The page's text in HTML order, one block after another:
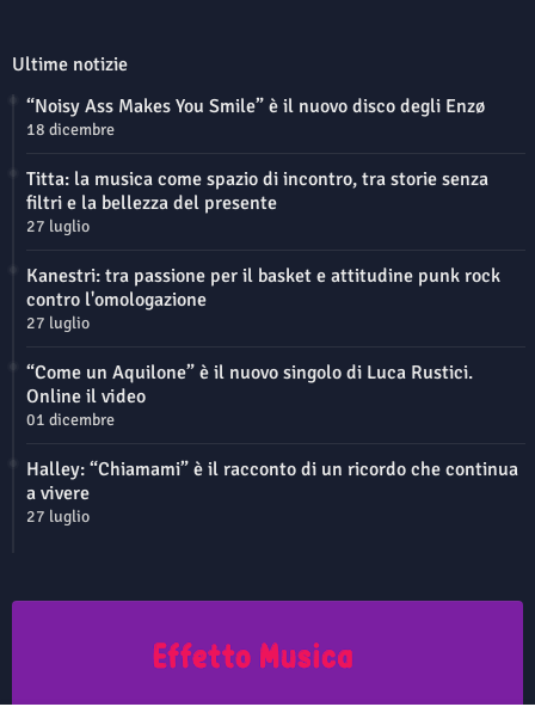
Ultime notizie
“Noisy Ass Makes You Smile” è il nuovo disco degli Enzø
18 dicembre
Titta: la musica come spazio di incontro, tra storie senza
filtri e la bellezza del presente
27 luglio
Kanestri: tra passione per il basket e attitudine punk rock
contro l'omologazione
27 luglio
“Come un Aquilone” è il nuovo singolo di Luca Rustici.
Online il video
01 dicembre
Halley: “Chiamami” è il racconto di un ricordo che continua
a vivere
27 luglio